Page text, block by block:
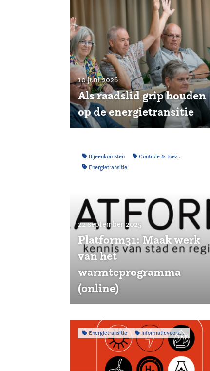
Kennis & Informatie
10 juni 2026
Als raadslid grip houden
op de energietransitie
Bijeenkomsten
Controle & toezicht
Energietransitie
22 september 2025
Platform31: Maak werk
van het
warmteprogramma
(online)
Energietransitie Informatievoorziening